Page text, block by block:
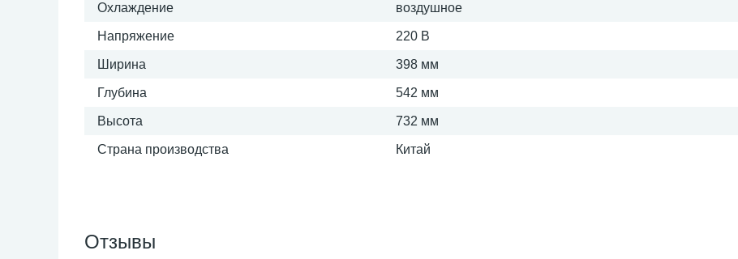
Охлаждение воздушное
Напряжение 220 В
Ширина 398 мм
Глубина 542 мм
Высота 732 мм
Страна производства Китай
Отзывы